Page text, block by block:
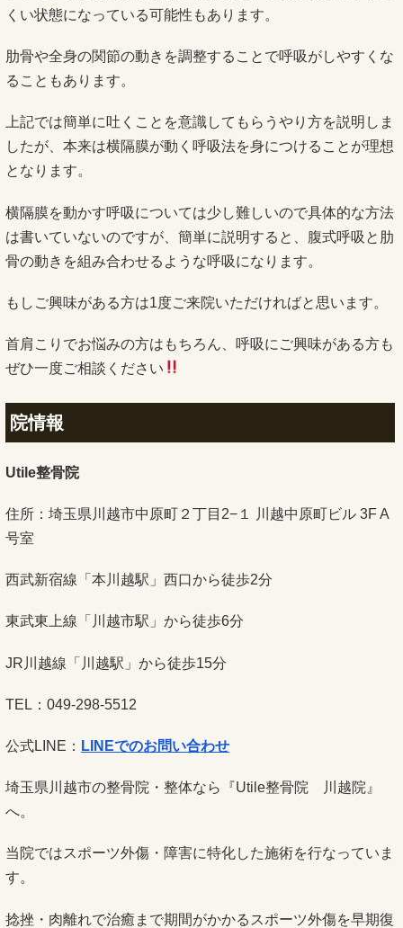
くい状態になっている可能性もあります。
肋骨や全身の関節の動きを調整することで呼吸がしやすくな
ることもあります。
上記では簡単に吐くことを意識してもらうやり方を説明しま
したが、本来は横隔膜が動く呼吸法を身につけることが理想
となります。
横隔膜を動かす呼吸については少し難しいので具体的な方法
は書いていないのですが、簡単に説明すると、腹式呼吸と肋
骨の動きを組み合わせるような呼吸になります。
もしご興味がある方は1度ご来院いただければと思います。
首肩こりでお悩みの方はもちろん、呼吸にご興味がある方も
ぜひ一度ご相談ください
院情報
Utile整骨院
住所：埼玉県川越市中原町２丁目2−１ 川越中原町ビル 3F A
号室
西武新宿線「本川越駅」西口から徒歩2分
東武東上線「川越市駅」から徒歩6分
JR川越線「川越駅」から徒歩15分
TEL：049-298-5512
公式LINE： LINEでのお問い合わせ
埼玉県川越市の整骨院・整体なら『Utile整骨院 川越院』
へ。
当院ではスポーツ外傷・障害に特化した施術を行なっていま
す。
捻挫・肉離れで治癒まで期間がかかるスポーツ外傷を早期復